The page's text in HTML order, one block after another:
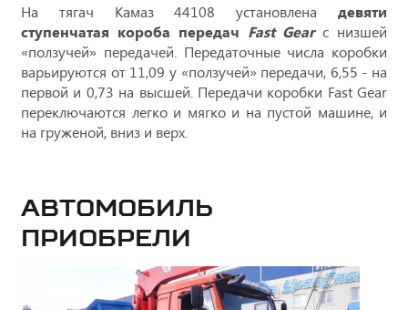
На тягач Камаз 44108 установлена девяти
ступенчатая короба передач Fast Gearс низшей
«ползучей» передачей. Передаточные числа коробки
варьируются от 11,09 у «ползучей» передачи, 6,55 - на
первой и 0,73 на высшей. Передачи коробки Fast Gear
переключаются легко и мягко и на пустой машине, и
на груженой, вниз и верх.
Автомобиль
приобрели